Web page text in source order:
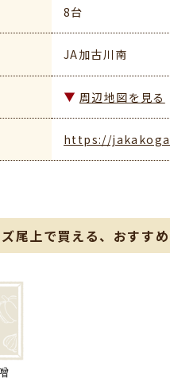
8台
JA加古川南
周辺地図を見る
https://
尾上で買える、おすす